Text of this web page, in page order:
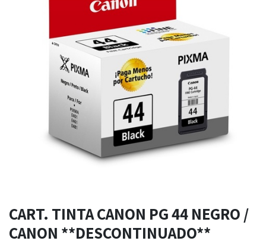
CART. TINTA CANON PG 44 NEGRO /
CANON **DESCONTINUADO**